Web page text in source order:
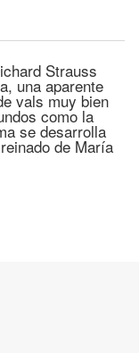
Strauss
una aparente
vals muy bien
como la
se desarrolla
de María